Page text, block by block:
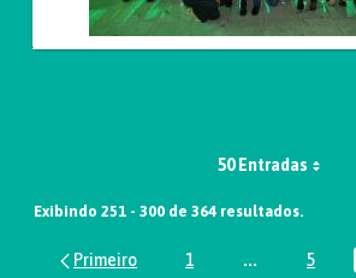
50 Entradas
Exibindo 251 - 300 de 364 resultados.
Página
1 ...Páginas5